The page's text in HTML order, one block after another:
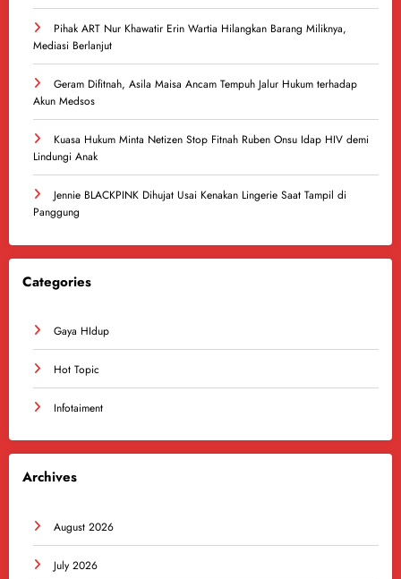
Pihak ART Nur Khawatir Erin Wartia Hilangkan Barang Miliknya,
Mediasi Berlanjut
Geram Difitnah, Asila Maisa Ancam Tempuh Jalur Hukum terhadap
Akun Medsos
Kuasa Hukum Minta Netizen Stop Fitnah Ruben Onsu Idap HIV demi
Lindungi Anak
Jennie BLACKPINK Dihujat Usai Kenakan Lingerie Saat Tampil di
Panggung
Categories
Gaya HIdup
Hot Topic
Infotaiment
Archives
August 2026
July 2026